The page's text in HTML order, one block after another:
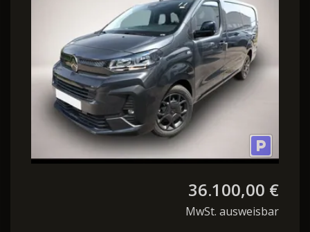
ModuW Holz Style
36.100,00 €
MwSt. ausweisbar